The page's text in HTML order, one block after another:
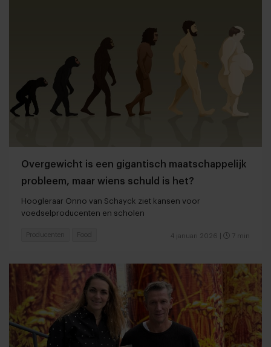
Overgewicht is een gigantisch maatschappelijk
probleem, maar wiens schuld is het?
Hoogleraar Onno van Schayck ziet kansen voor
voedselproducenten en scholen
4 januari 2026 7 min
Producenten Food